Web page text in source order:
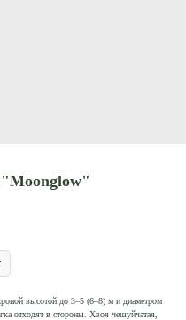
высотой до 3–5 (6–8) м и диаметром
отходят в стороны. Хвоя чешуйчатая,